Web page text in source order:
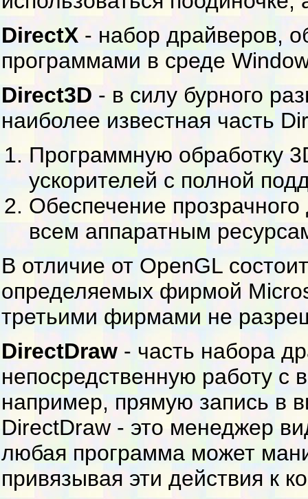
DirectX - набор драйверов,
программами в среде
Direct3D - в силу бурного
наиболее известная часть
Программную обработку
ускорителей с полной
Обеспечение
всем аппаратным
В отличие от OpenGL
определяемых фирмой
третьими фирмами не
DirectDraw - часть набора
непосредственную работу с
например, прямую запись в
DirectDraw - это менеджер
любая программа может
привязывая эти действия к